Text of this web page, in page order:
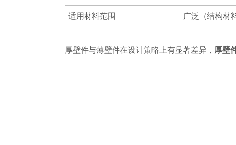
适用材料范围 广泛（结构材
厚壁件与薄壁件在设计策略上有显著差异， 厚壁